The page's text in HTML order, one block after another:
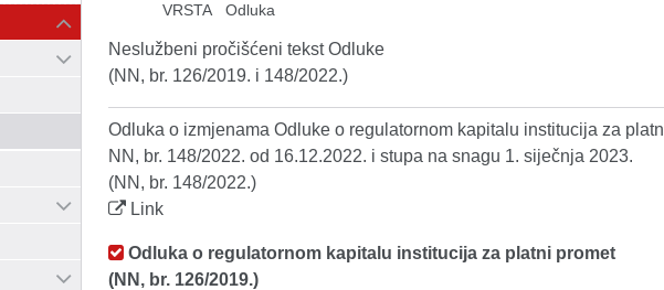
VRSTA
Odluka
Neslužbeni pročišćeni tekst Odluke
(NN, br. 126/2019. i 148/2022.)
Odluka o izmjenama Odluke o regulatornom kapitalu institucija za
NN, br. 148/2022. od 16.12.2022. i stupa na snagu 1. siječnja 2023.
(NN, br. 148/2022.)
Link
Odluka o regulatornom kapitalu institucija za platni promet
(NN, br. 126/2019.)